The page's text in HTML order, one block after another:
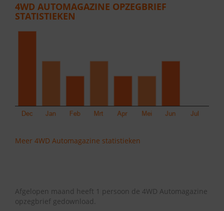
4WD AUTOMAGAZINE OPZEGBRIEF
STATISTIEKEN
Meer 4WD Automagazine statistieken
Afgelopen maand heeft 1 persoon de 4WD Automagazine
opzegbrief gedownload.